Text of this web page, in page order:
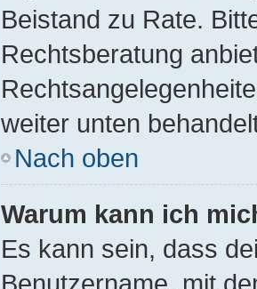
Beistand zu Rate.
Rechtsberatung
weiter unten
Nach oben
Warum kann ich
Es kann sein, dass